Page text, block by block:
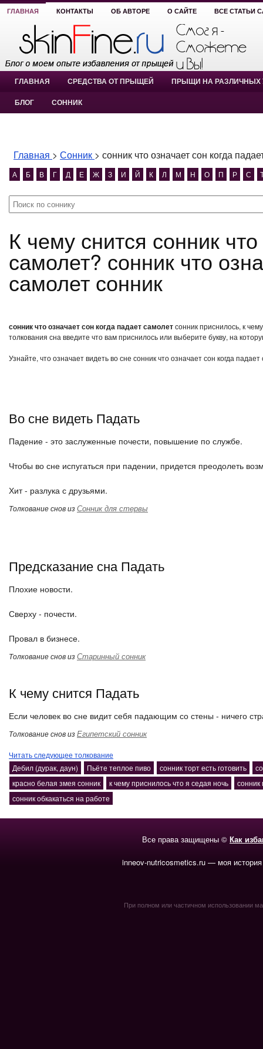
ГЛАВНАЯ КОНТАКТЫ ОБ АВТОРЕ О САЙТЕ ВСЕ СТАТЬИ
ГЛАВНАЯ СРЕДСТВА ОТ ПРЫЩЕЙ ПРЫЩИ НА РАЗЛИЧНЫХ
БЛОГ СОННИК
Главная > Сонник > сонник что означает сон когда
А Б В Г Д Е Ж З И Й К Л М Н О П Р С
К чему снится сонник что означает сон когда падает
самолет? сонник что
самолет сонник
сонник что означает сон когда падает самолетсонник приснилось, к
толкования сна введите что вам приснилось или выберите букву, на
Узнайте, что означает видеть во сне сонник что означает сон когда
Во сне видеть Падать
Падение - это заслуженные почести, повышение по службе.
Чтобы во сне испугаться при падении, придется преодолеть
Хит - разлука с друзьями.
Толкование снов изСонник для стервы
Предсказание сна Падать
Плохие новости.
Сверху - почести.
Провал в бизнесе.
Толкование снов изСтаринный сонник
К чему снится Падать
Если человек во сне видит себя падающим со стены - ничего
Толкование снов изЕгипетский сонник
Читать следующее толкование
Дебил (дурак, даун)
Пьёте теплое пиво сонник торт есть готовить
красно белая змея сонник
к чему приснилось что я седая ночь
сонник обкакаться на работе
Все права защищены © Как
inneov-nutricosmetics.ru — моя
При полном или частичном использовании